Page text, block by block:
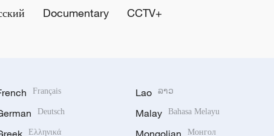
Documentary CCTV+
Français
Deutsch
Ελληνικά
Lao ລາວ
Malay Bahasa Melayu
Mongolian Монгол